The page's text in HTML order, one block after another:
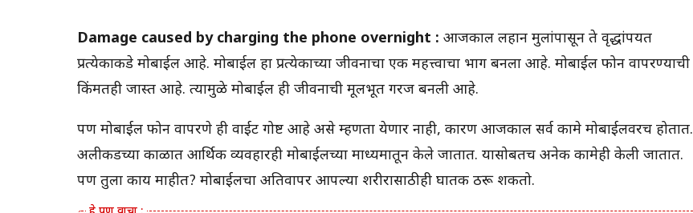
Damage caused by charging the phone overnight : आजकाल लहान मुलांपासून ते वृद्धांपर्यंत
प्रत्येकाकडे मोबाईल आहे. मोबाईल हा प्रत्येकाच्या जीवनाचा एक महत्त्वाचा भाग बनला आहे. मोबाईल फोन वापरण्याची
किंमतही जास्त आहे. त्यामुळे मोबाईल ही जीवनाची मूलभूत गरज बनली आहे.
पण मोबाईल फोन वापरणे ही वाईट गोष्ट आहे असे म्हणता येणार नाही, कारण आजकाल सर्व कामे मोबाईलवरच होतात.
अलीकडच्या काळात आर्थिक व्यवहारही मोबाईलच्या माध्यमातून केले जातात. यासोबतच अनेक कामेही केली जातात.
पण तुला काय माहीत? मोबाईलचा अतिवापर आपल्या शरीरासाठीही घातक ठरू शकतो.